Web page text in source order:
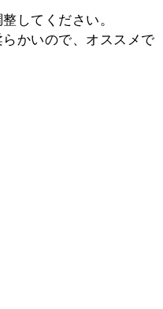
してください。
かいので、オススメで